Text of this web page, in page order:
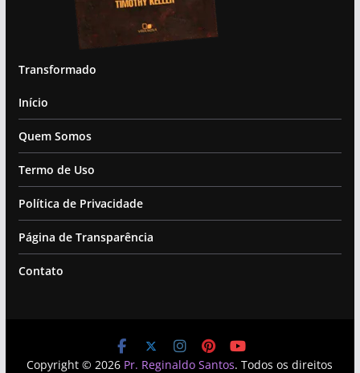
Transformado
Início
Quem Somos
Termo de Uso
Política de Privacidade
Página de Transparência
Contato
Copyright © 2026 Pr. Reginaldo Santos. Todos os direitos